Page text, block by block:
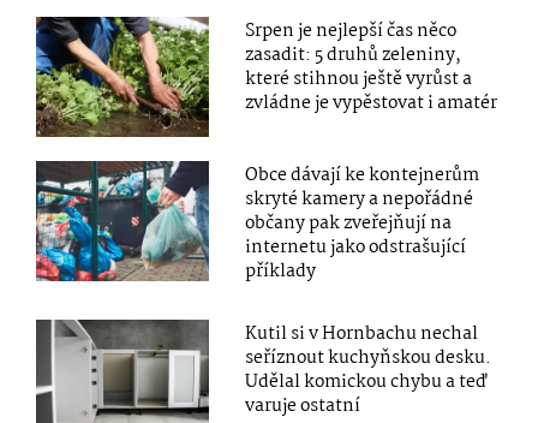
Srpen je nejlepší čas něco
zasadit: 5 druhů zeleniny,
které stihnou ještě vyrůst a
zvládne je vypěstovat i amatér
Obce dávají ke kontejnerům
skryté kamery a nepořádné
občany pak zveřejňují na
internetu jako odstrašující
příklady
Kutil si v Hornbachu nechal
seříznout kuchyňskou desku.
Udělal komickou chybu a teď
varuje ostatní